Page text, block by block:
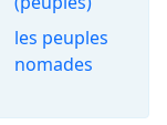
les peuples
nomades